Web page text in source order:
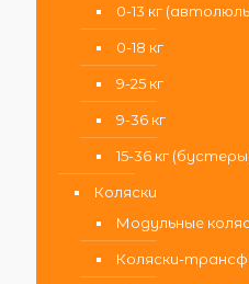
0-13 кг
0-18 кг
9-25 кг
9-36 кг
15-36 кг
Коляски
Модульные
Коляски-